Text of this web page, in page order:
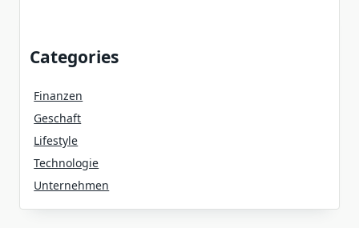
Categories
Finanzen
Geschaft
Lifestyle
Technologie
Unternehmen